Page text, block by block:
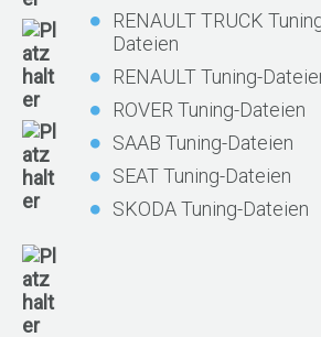
RENAULT TRUCK
Dateien
RENAULT Tuning-
ROVER Tuning-Dateien
SAAB Tuning-Dateien
SEAT Tuning-Dateien
SKODA Tuning-Dateien